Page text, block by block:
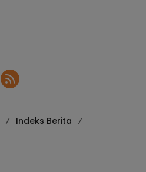
Indeks Berita